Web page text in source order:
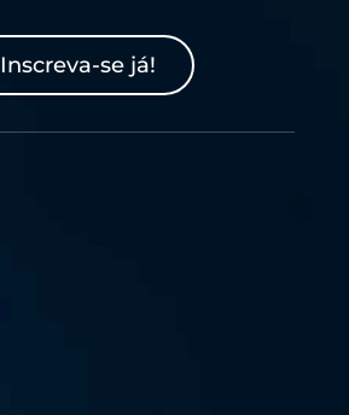
Inscreva-se já!